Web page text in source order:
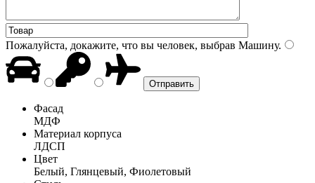
Пожалуйста, докажите, что вы человек, выбрав Машину.
Фасад
МДФ
Материал корпуса
ЛДСП
Цвет
Белый, Глянцевый, Фиолетовый